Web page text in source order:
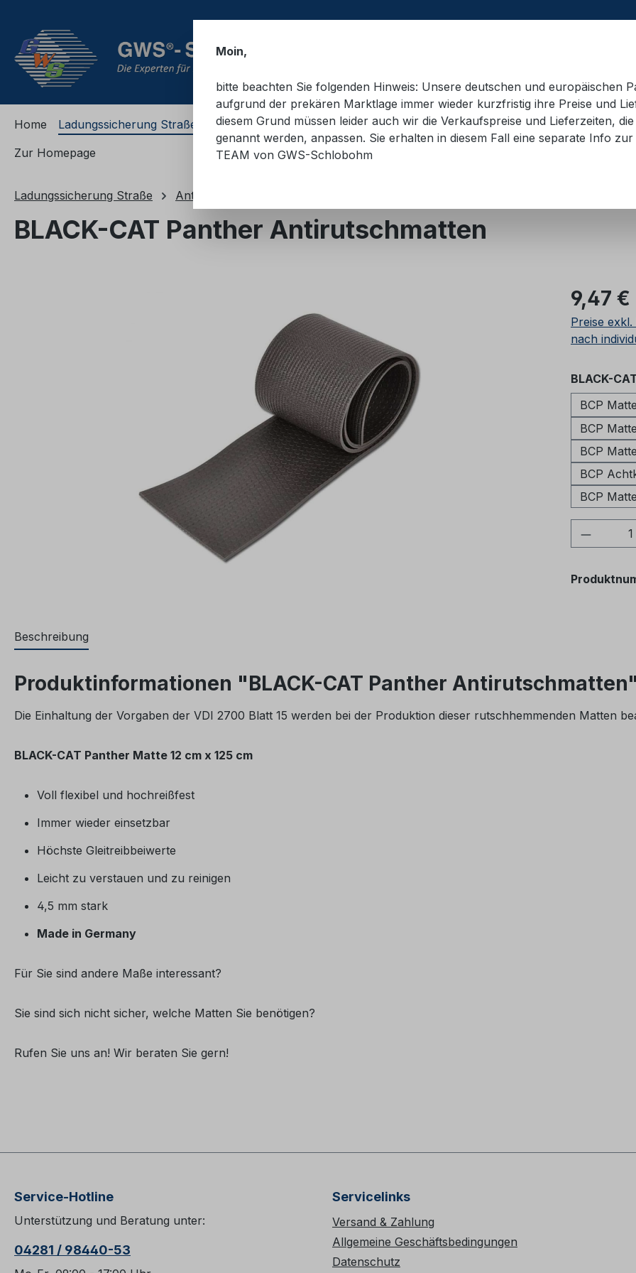
Home Ladungssicherung Straße Ladungssicherung Container Schulungsmaterial Hebetechnik
Zur Homepage
Ladungssicherung Straße Antirutschmatten und rutschhemmende Unterlagen
BLACK-CAT Panther Antirutschmatten
Regulärer
9,47 €
Preise
nach
BLACK-
BCP
BCP
BCP
BCP
BCP
Beschreibung
Produktinformationen "BLACK-CAT Panther Antirutschmatten"
Die Einhaltung der Vorgaben der VDI 2700 Blatt 15 werden bei der Produktion dieser rutschhemmenden Matten
BLACK-CAT Panther Matte 12 cm x 125 cm
Voll flexibel und hochreißfest
Immer wieder einsetzbar
Höchste Gleitreibbeiwerte
Leicht zu verstauen und zu reinigen
4,5 mm stark
Made in Germany
Für Sie sind andere Maße interessant?
Sie sind sich nicht sicher, welche Matten Sie benötigen?
Rufen Sie uns an! Wir beraten Sie gern!
Service-Hotline
Unterstützung und Beratung unter:
04281 / 98440-53
Servicelinks
Versand & Zahlung
Allgemeine Geschäftsbedingungen
Datenschutz
Moin,
bitte beachten Sie folgenden Hinweis: Unsere deutschen und europäischen
aufgrund der prekären Marktlage immer wieder kurzfristig ihre Preise und
diesem Grund müssen leider auch wir die Verkaufspreise und Lieferzeiten,
genannt werden, anpassen. Sie erhalten in diesem Fall eine separate Info
TEAM von GWS-Schlobohm